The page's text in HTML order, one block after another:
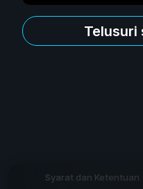
Telusuri
Syarat dan Ketentuan